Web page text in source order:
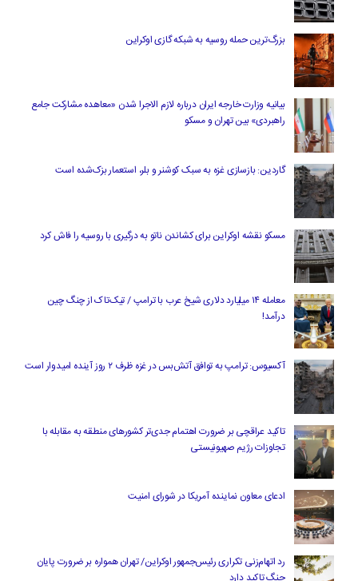
بزرگ‌ترین حمله روسیه به شبکه گازی اوکراین
بیانیه وزارت خارجه ایران درباره لازم‌ الاجرا شدن «معاهده مشارکت جامع
راهبردی» بین تهران و مسکو
گاردین: بازسازی غزه به سبک کوشنر و بلر، استعمار بزک‌شده است
مسکو نقشه اوکراین برای کشاندن ناتو به درگیری با روسیه را فاش کرد
معامله ۱۴ میلیارد دلاری شیخ عرب با ترامپ / تیک‌تاک از چنگ چین
درآمد!
آکسیوس: ترامپ به توافق آتش‌بس در غزه ظرف ۲ روز آینده امیدوار است
تاکید عراقچی بر ضرورت اهتمام جدی‌تر کشورهای منطقه به مقابله با
تجاوزات رژیم صهیونیستی
ادعای معاون نماینده آمریکا در شورای امنیت
رد اتهام‌زنی تکراری رئیس‌جمهور اوکراین/ تهران همواره بر ضرورت پایان
جنگ تاکید دارد